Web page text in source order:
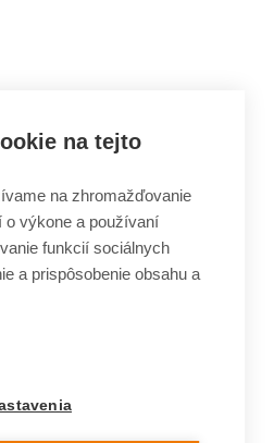
na tejto
na zhromažďovanie
o výkone a používaní
funkcií sociálnych
a prispôsobenie obsahu a